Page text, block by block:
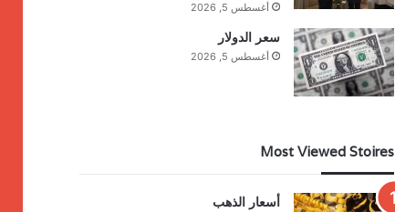
أغسطس 5, 2026
سعر الدولار
أغسطس 5, 2026
Most Viewed Stoires
أسعار الذهب